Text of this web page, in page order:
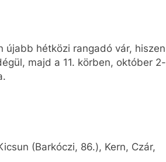
újabb hétközi rangadó vár, hiszen
majd a 11. körben, október 2-
(Barkóczi, 86.), Kern, Czár,